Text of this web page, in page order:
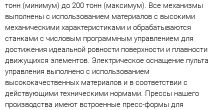
тонн (минимум) до 200 тонн (максимум). Все механизмы
выполнены с использованием материалов с высокими
механическими характеристиками и обрабатываются
станками с числовым программным управлением для
достижения идеальной ровности поверхности и плавности
движущихся элементов. Электрическое оснащение пульта
управления выполнено с использованием
высококачественных материалов и в соответствии с
действующими техническими нормами. Прессы нашего
производства имеют встроенные пресс-формы для